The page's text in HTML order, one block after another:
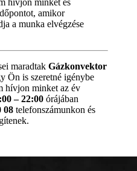
amikor
a munka elvégzése
maradtak Gázkonvektor
Ön is szeretné igénybe
hívjon minket az év
– 22:00 órájában
08 telefonszámunkon és